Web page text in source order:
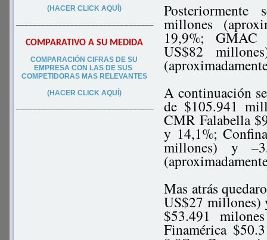
(HACER CLICK AQUÍ)
–––––––––––––––––––––––––––––––––
COMPARATIVO A SU MEDIDA
COMPARACIÓN CIFRAS DE SU
EMPRESA CON LAS DE SUS
COMPETIDORAS MAS RELEVANTES
(HACER CLICK AQUÍ)
–––––––––––––––––––––––––––––––––
millones
19,9%; GMAC
US$82
A continuación
de $105.941
CMR Falabella
y 14,1%;
millones) y
Mas atrás
US$27 millones)
$53.491
Finamérica